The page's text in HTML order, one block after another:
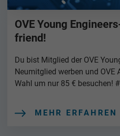
OVE Young
friend!
Du bist Mitglied der OVE
Neumitglied werben und OVE
Wahl um nur 85 € besuchen!
MEHR ERFAHREN